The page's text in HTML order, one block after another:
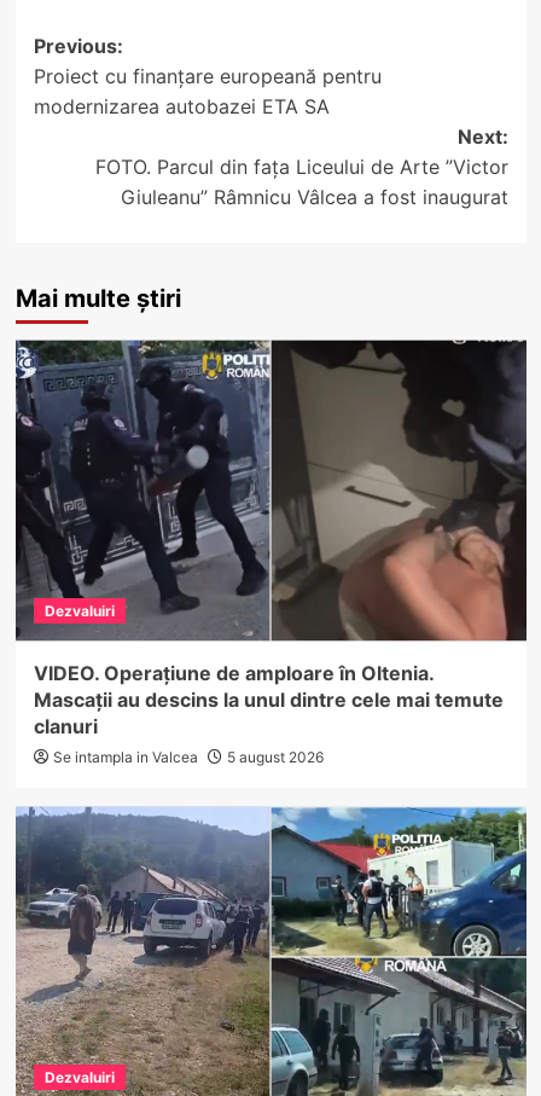
Post
navigation
Previous:
Proiect cu finanţare europeană pentru
modernizarea autobazei ETA SA
Next:
FOTO. Parcul din faţa Liceului de Arte ”Victor
Giuleanu” Râmnicu Vâlcea a fost inaugurat
Mai multe știri
Dezvaluiri
VIDEO. Operațiune de amploare în Oltenia.
Mascații au descins la unul dintre cele mai temute
clanuri
Se intampla in Valcea 5 august 2026
Dezvaluiri